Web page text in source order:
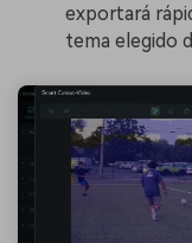
exportará
tema elegido